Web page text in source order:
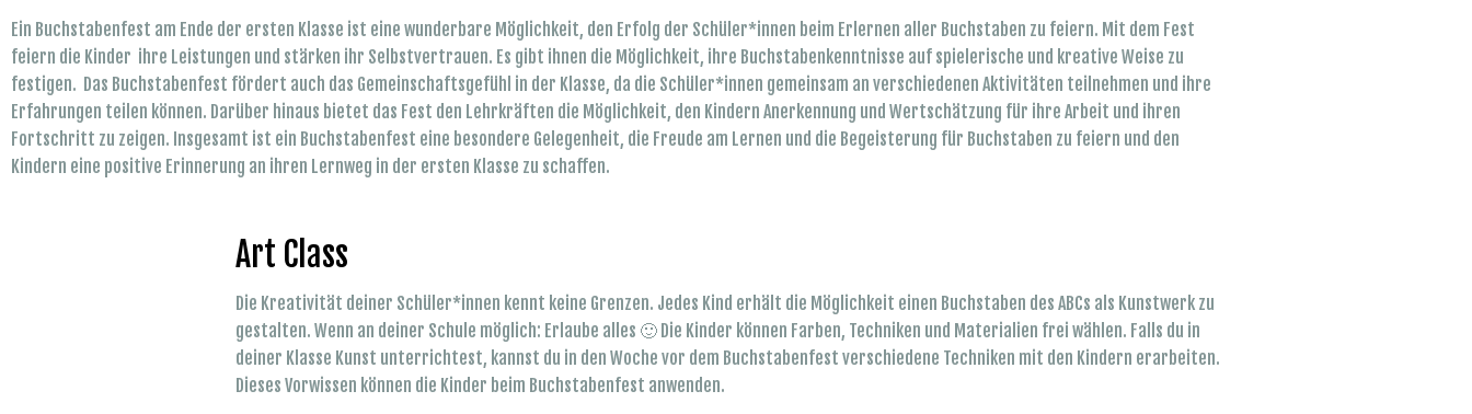
Ein Buchstabenfest am Ende der ersten Klasse ist eine wunderbare Möglichkeit, den Erfolg der Schüler*innen beim Erlernen aller Buchstaben zu feiern. Mit dem Fest
feiern die Kinder ihre Leistungen und stärken ihr Selbstvertrauen. Es gibt ihnen die Möglichkeit, ihre Buchstabenkenntnisse auf spielerische und kreative Weise zu
festigen. Das Buchstabenfest fördert auch das Gemeinschaftsgefühl in der Klasse, da die Schüler*innen gemeinsam an verschiedenen Aktivitäten teilnehmen und ihre
Erfahrungen teilen können. Darüber hinaus bietet das Fest den Lehrkräften die Möglichkeit, den Kindern Anerkennung und Wertschätzung für ihre Arbeit und ihren
Fortschritt zu zeigen. Insgesamt ist ein Buchstabenfest eine besondere Gelegenheit, die Freude am Lernen und die Begeisterung für Buchstaben zu feiern und den
Kindern eine positive Erinnerung an ihren Lernweg in der ersten Klasse zu schaffen.
Art Class
Die Kreativität deiner Schüler*innen kennt keine Grenzen. Jedes Kind erhält die Möglichkeit einen Buchstaben des ABCs als Kunstwerk zu
gestalten. Wenn an deiner Schule möglich: Erlaube alles 🙂 Die Kinder können Farben, Techniken und Materialien frei wählen. Falls du in
deiner Klasse Kunst unterrichtest, kannst du in den Woche vor dem Buchstabenfest verschiedene Techniken mit den Kindern erarbeiten.
Dieses Vorwissen können die Kinder beim Buchstabenfest anwenden.